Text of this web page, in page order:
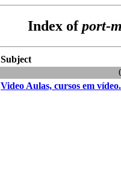
Index ofport-
Subject
Video Aulas, cursos em